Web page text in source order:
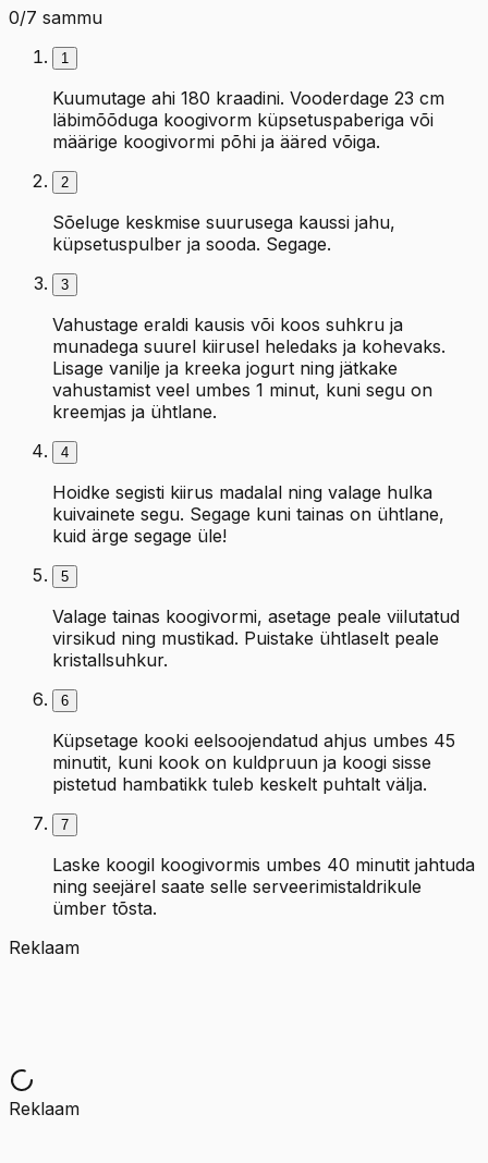
0/7 sammu
1
Kuumutage ahi 180 kraadini. Vooderdage 23 cm
läbimõõduga koogivorm küpsetuspaberiga või
määrige koogivormi põhi ja ääred võiga.
2
Sõeluge keskmise suurusega kaussi jahu,
küpsetuspulber ja sooda. Segage.
3
Vahustage eraldi kausis või koos suhkru ja
munadega suurel kiirusel heledaks ja kohevaks.
Lisage vanilje ja kreeka jogurt ning jätkake
vahustamist veel umbes 1 minut, kuni segu on
kreemjas ja ühtlane.
4
Hoidke segisti kiirus madalal ning valage hulka
kuivainete segu. Segage kuni tainas on ühtlane,
kuid ärge segage üle!
5
Valage tainas koogivormi, asetage peale viilutatud
virsikud ning mustikad. Puistake ühtlaselt peale
kristallsuhkur.
6
Küpsetage kooki eelsoojendatud ahjus umbes 45
minutit, kuni kook on kuldpruun ja koogi sisse
pistetud hambatikk tuleb keskelt puhtalt välja.
7
Laske koogil koogivormis umbes 40 minutit jahtuda
ning seejärel saate selle serveerimistaldrikule
ümber tõsta.
Reklaam
Reklaam